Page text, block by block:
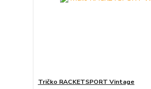
Tričko RACKETSPORT Vintage